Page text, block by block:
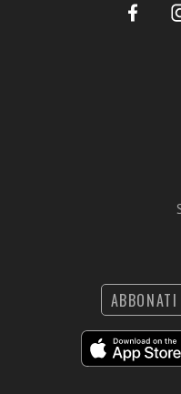
ABBONATI